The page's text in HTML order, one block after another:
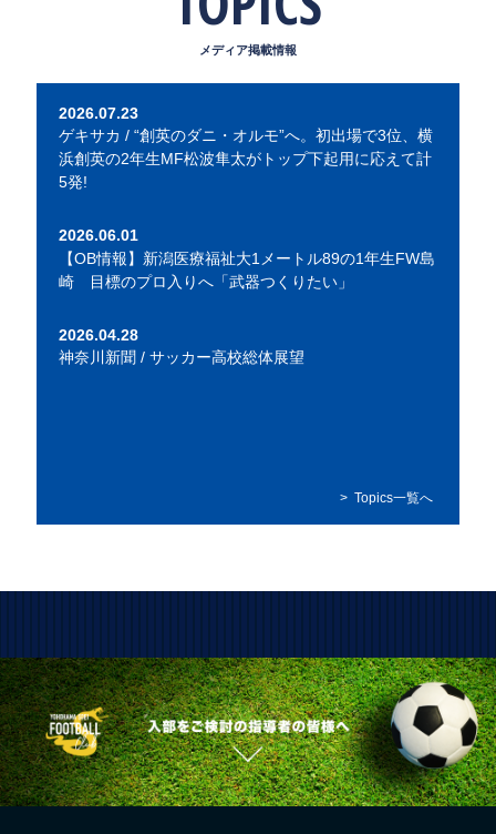
2026.07.23
ゲキサカ / “創英のダニ・オルモ”へ。初出場で3位、横
浜創英の2年生MF松波隼太がトップ下起用に応えて計
5発!
2026.06.01
【OB情報】新潟医療福祉大1メートル89の1年生FW島
崎 目標のプロ入りへ「武器つくりたい」
2026.04.28
神奈川新聞 / サッカー高校総体展望
Topics一覧へ